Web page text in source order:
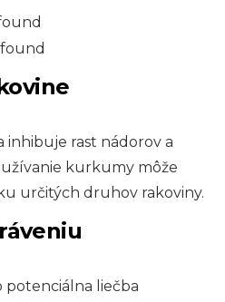
inhibuje rast nádorov a
užívanie kurkumy môže
určitých druhov rakoviny.
potenciálna liečba